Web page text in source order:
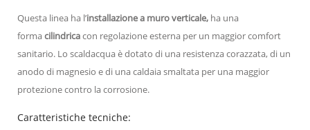
Questa linea ha l’installazione a muro verticale, ha una
formacilindricacon regolazione esterna per un maggior comfort
sanitario. Lo scaldacqua è dotato di una resistenza corazzata, di un
anodo di magnesio e di una caldaia smaltata per una maggior
protezione contro la corrosione.
Caratteristiche tecniche: